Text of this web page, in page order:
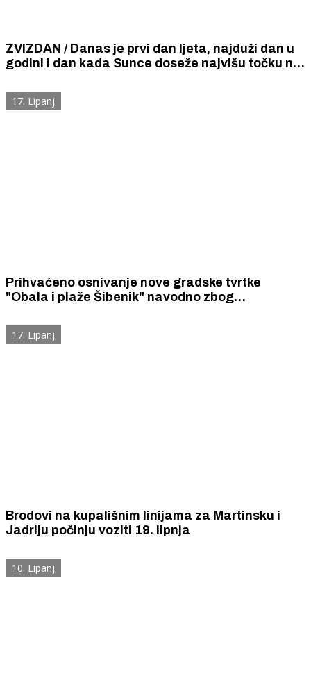
ZVIZDAN / Danas je prvi dan ljeta, najduži dan u
godini i dan kada Sunce doseže najvišu točku na
17. Lipanj
Prihvaćeno osnivanje nove gradske tvrtke
"Obala i plaže Šibenik" navodno zbog
li to Grad dobiti
17. Lipanj
Brodovi na kupališnim linijama za Martinsku i
Jadriju počinju voziti 19. lipnja
10. Lipanj